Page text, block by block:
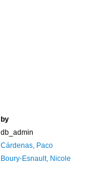
by
db_admin
Cárdenas, Paco
Boury-Esnault, Nicole